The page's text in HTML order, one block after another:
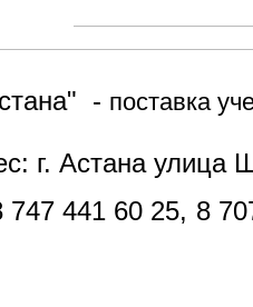
- поставка
г. Астана
747 441 60 25, 8